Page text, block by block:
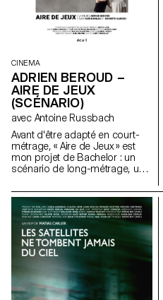
CINEMA
ADRIEN BEROUD –
AIRE DE JEUX
(SCÉNARIO)
avec Antoine Russbach
Avant d'être adapté en court-
métrage, « Aire de Jeux » est
mon projet de Bachelor : un
scénario de long-métrage, une
monde du théâtre
contemporain.